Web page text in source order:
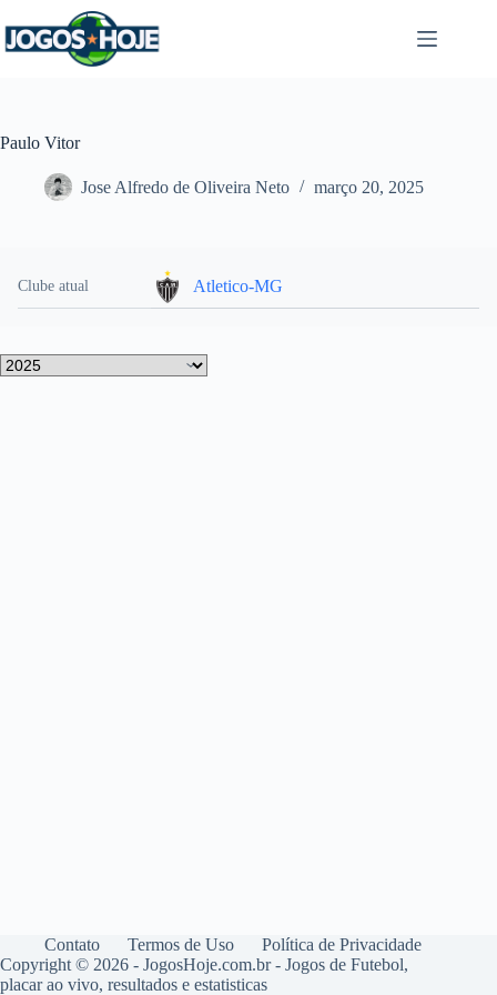
para
o
Paulo Vitor
Jose Alfredo de Oliveira Neto março 20, 2025
Clube atual Atletico-MG
Contato Termos de Uso
Política de Privacidade
Copyright © 2026 - JogosHoje.com.br - Jogos de Futebol,
placar ao vivo, resultados e estatisticas